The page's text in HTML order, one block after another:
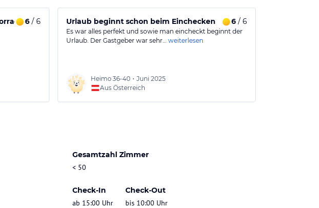
Frühstück
6/ 6 Urlaub beginnt schon beim Einchecken 6/ 6
Es war alles perfekt und sowie man eincheckt beginnt der
Urlaub. Der Gastgeber war sehr… weiterlesen
Heimo 36-40 • Juni 2025
Aus Österreich
Gesamtzahl Zimmer
< 50
Check-In
ab 15:00 Uhr
Check-Out
bis 10:00 Uhr